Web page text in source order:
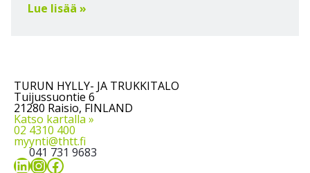
Lue lisää »
TURUN HYLLY- JA TRUKKITALO
Tuijussuontie 6
21280 Raisio, FINLAND
Katso kartalla »
02 4310 400
myynti@thtt.fi
041 731 9683
LinkedIn
Instagram
Facebook